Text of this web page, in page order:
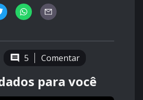
5 Comentar
para você